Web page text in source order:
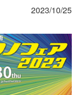
2023/10/25